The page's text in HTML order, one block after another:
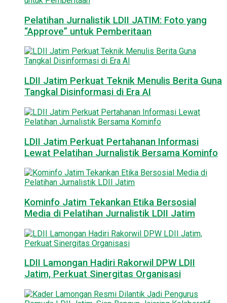
Pelatihan Jurnalistik LDII JATIM: Foto yang
“Approve” untuk Pemberitaan
LDII Jatim Perkuat Teknik Menulis Berita Guna
Tangkal Disinformasi di Era AI
LDII Jatim Perkuat Pertahanan Informasi
Lewat Pelatihan Jurnalistik Bersama Kominfo
Kominfo Jatim Tekankan Etika Bersosial
Media di Pelatihan Jurnalistik LDII Jatim
LDII Lamongan Hadiri Rakorwil DPW LDII
Jatim, Perkuat Sinergitas Organisasi